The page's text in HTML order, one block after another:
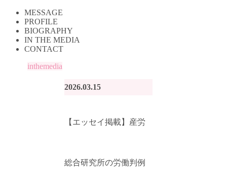
MESSAGE
PROFILE
BIOGRAPHY
IN THE MEDIA
CONTACT
inthemedia
【エッセイ掲載】産労
総合研究所の労働判例
2026.03.15